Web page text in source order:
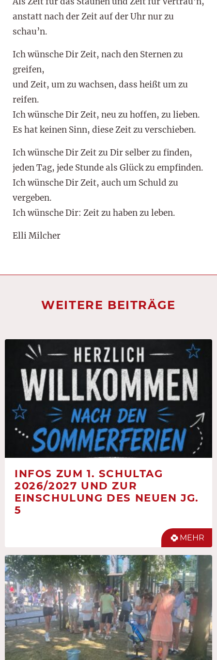
anstatt nach der Zeit auf der Uhr nur zu
schau’n.
Ich wünsche Dir Zeit, nach den Sternen zu
greifen,
und Zeit, um zu wachsen, dass heißt um zu
reifen.
Ich wünsche Dir Zeit, neu zu hoffen, zu lieben.
Es hat keinen Sinn, diese Zeit zu verschieben.
Ich wünsche Dir Zeit zu Dir selber zu finden,
jeden Tag, jede Stunde als Glück zu empfinden.
Ich wünsche Dir Zeit, auch um Schuld zu
vergeben.
Ich wünsche Dir: Zeit zu haben zu leben.
Elli Milcher
WEITERE BEITRÄGE
INFOS ZUM 1. SCHULTAG
2026/2027 UND ZUR
EINSCHULUNG DES NEUEN JG.
5
MEHR